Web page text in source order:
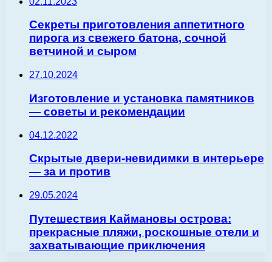
Секреты приготовления аппетитного
пирога из свежего батона, сочной
ветчиной и сыром
27.10.2024
Изготовление и установка памятников
— советы и рекомендации
04.12.2022
Скрытые двери-невидимки в интерьере
— за и против
29.05.2024
Путешествия Каймановы острова:
прекрасные пляжи, роскошные отели и
захватывающие приключения